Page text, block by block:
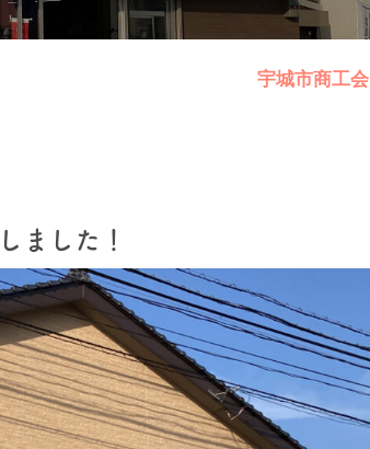
宇城市商工会
ました！